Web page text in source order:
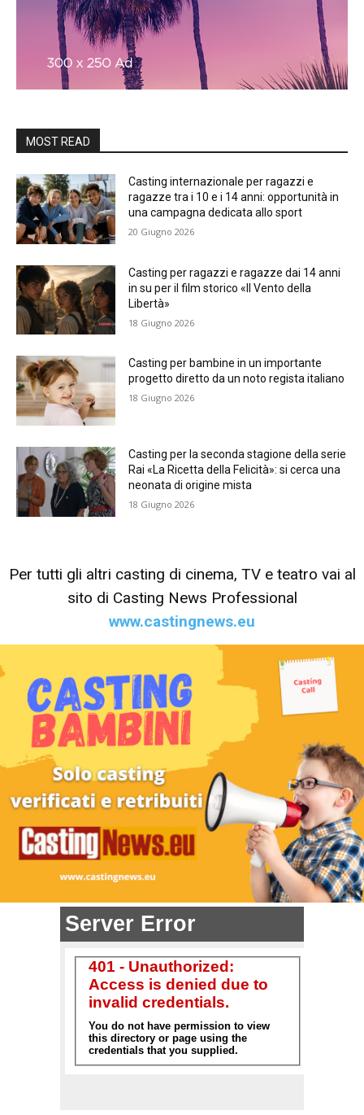
MOST READ
Casting internazionale per ragazzi e
ragazze tra i 10 e i 14 anni: opportunità in
una campagna dedicata allo sport
20 Giugno 2026
Casting per ragazzi e ragazze dai 14 anni
in su per il film storico «Il Vento della
Libertà»
18 Giugno 2026
Casting per bambine in un importante
progetto diretto da un noto regista italiano
18 Giugno 2026
Casting per la seconda stagione della serie
Rai «La Ricetta della Felicità»: si cerca una
neonata di origine mista
18 Giugno 2026
Per tutti gli altri casting di cinema, TV e teatro vai al
sito di Casting News Professional
www.castingnews.eu